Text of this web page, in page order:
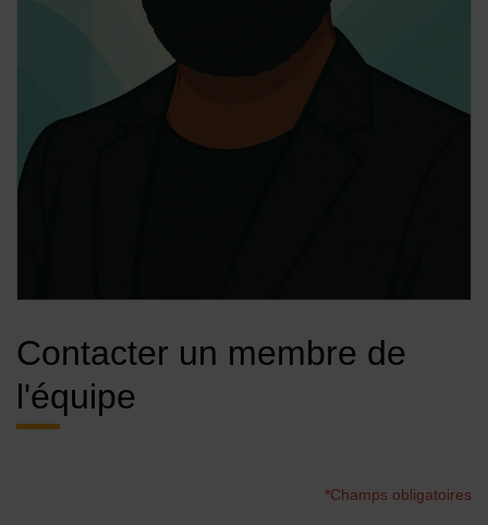
Contacter un membre de
l'équipe
*Champs obligatoires